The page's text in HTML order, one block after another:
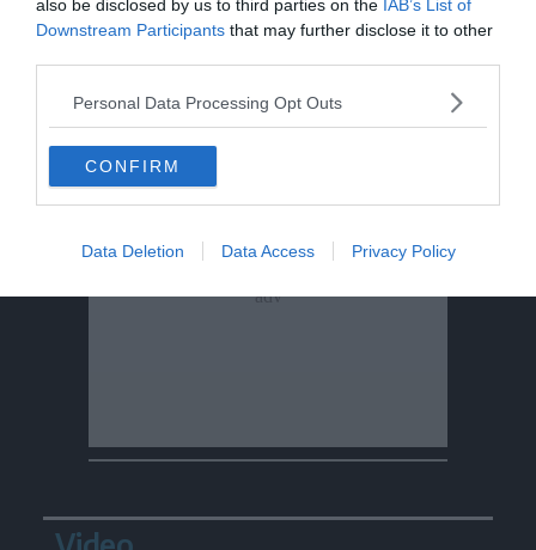
also be disclosed by us to third parties on the IAB’s List of
Downstream Participants that may further disclose it to other
Personal Data Processing Opt Outs
CONFIRM
Data Deletion Data Access Privacy Policy